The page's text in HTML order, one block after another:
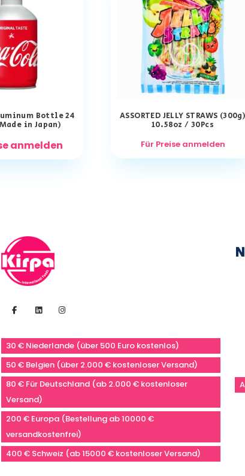
Bottle 24
in Japan)
anmelden
ASSORTED JELLY STRAWS
10.58oz / 30Pcs
Für Preise anmelden
30 € Niederlande (über 500 Euro kostenlos)
50 € Belgien (über 2.000 € kostenloser Versand)
80 € Für Deutschland (ab 2.000 € kostenloser
Versand)
200 € Europa (Bestellung ab 10000 €
versandkostenfrei)
400 € Schweiz (ab 15000 € kostenloser Versand)